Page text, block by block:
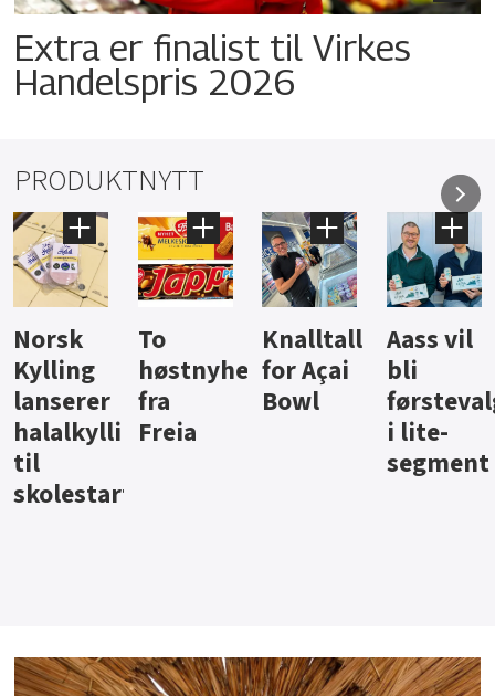
Extra er finalist til Virkes
Handelspris 2026
PRODUKTNYTT
Knalltall
for Açai
Bowl
Aass vil
bli
førstevalg
i lite-
Brus og
jus fra
Berentsen
Hard
iste fra
Hansa